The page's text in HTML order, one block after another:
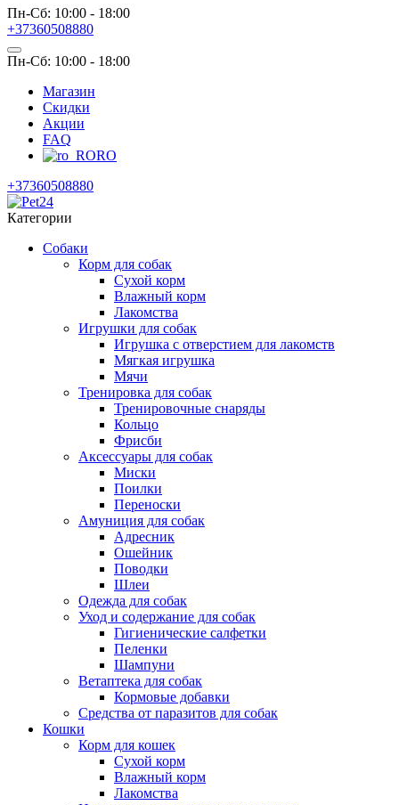
Пн-Сб: 10:00 - 18:00
+37360508880
Пн-Сб: 10:00 - 18:00
Магазин
Скидки
Акции
FAQ
RO
+37360508880
Категории
Собаки
Корм для собак
Сухой корм
Влажный корм
Лакомства
Игрушки для собак
Игрушка с отверстием для лакомств
Мягкая игрушка
Мячи
Тренировка для собак
Тренировочные снаряды
Кольцо
Фрисби
Аксессуары для собак
Миски
Поилки
Переноски
Амуниция для собак
Адресник
Ошейник
Поводки
Шлеи
Одежда для собак
Уход и содержание для собак
Гигиенические салфетки
Пеленки
Шампуни
Ветаптека для собак
Кормовые добавки
Средства от паразитов для собак
Кошки
Корм для кошек
Сухой корм
Влажный корм
Лакомства